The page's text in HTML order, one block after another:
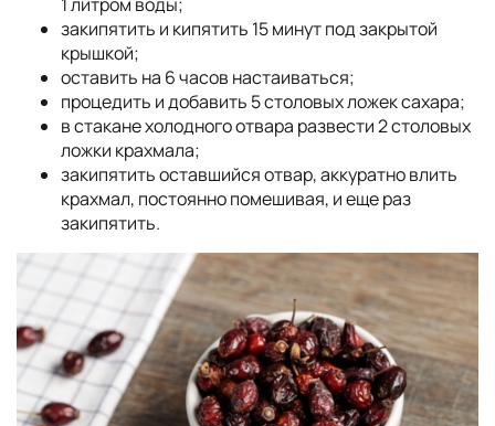
закипятить и кипятить 15 минут под закрытой
крышкой;
оставить на 6 часов настаиваться;
процедить и добавить 5 столовых ложек сахара;
в стакане холодного отвара развести 2 столовых
ложки крахмала;
закипятить оставшийся отвар, аккуратно влить
крахмал, постоянно помешивая, и еще раз
закипятить.